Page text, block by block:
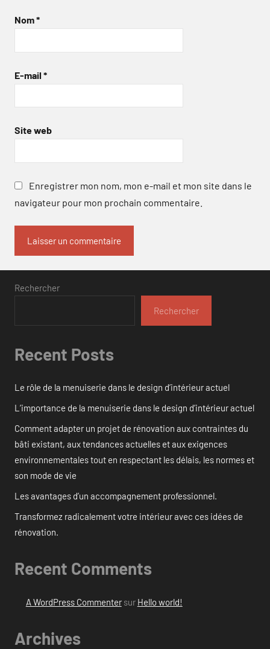
Nom*
E-mail *
Site web
Enregistrer mon nom, mon e-mail et mon site dans le
navigateur pour mon prochain commentaire.
Rechercher
Rechercher
Recent Posts
Le rôle de la menuiserie dans le design d’intérieur actuel
L’importance de la menuiserie dans le design d’intérieur actuel
Comment adapter un projet de rénovation aux contraintes du
bâti existant, aux tendances actuelles et aux exigences
environnementales tout en respectant les délais, les normes et
son mode de vie
Les avantages d’un accompagnement professionnel.
Transformez radicalement votre intérieur avec ces idées de
rénovation.
Recent Comments
A WordPress Commentersur Hello world!
Archives